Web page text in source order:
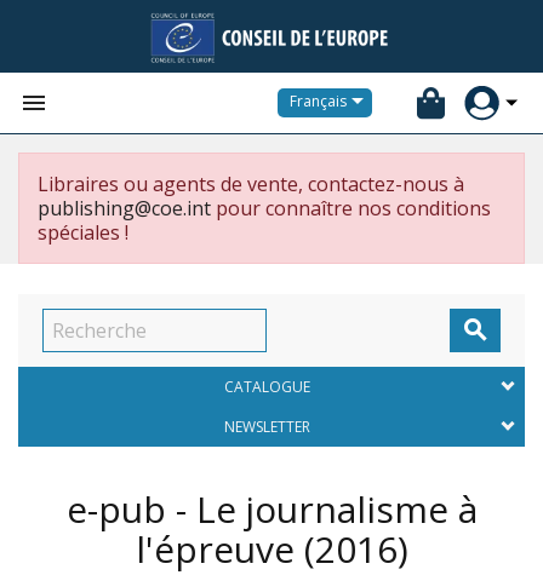
 Français
Libraires ou agents de vente, contactez-nous à
publishing@coe.int pour connaître nos conditions
spéciales !

CATALOGUE
NEWSLETTER
e-pub - Le journalisme à
l'épreuve (2016)